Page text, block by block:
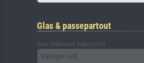
Glas & passepartout
Glas (inklusive bakstycke)
Vänligen välj